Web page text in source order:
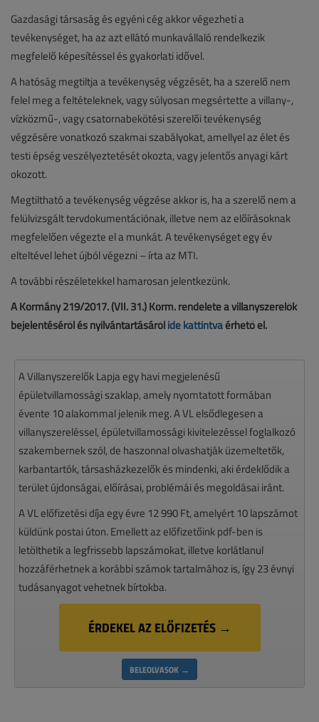
Gazdasági társaság és egyéni cég akkor végezheti a
tevékenységet, ha az azt ellátó munkavállaló rendelkezik
megfelelő képesítéssel és gyakorlati idővel.
A hatóság megtiltja a tevékenység végzését, ha a szerelő nem
felel meg a feltételeknek, vagy súlyosan megsértette a villany-,
vízközmű-, vagy csatornabekötési szerelői tevékenység
végzésére vonatkozó szakmai szabályokat, amellyel az élet és
testi épség veszélyeztetését okozta, vagy jelentős anyagi kárt
okozott.
Megtiltható a tevékenység végzése akkor is, ha a szerelő nem a
felülvizsgált tervdokumentációnak, illetve nem az előírásoknak
megfelelően végezte el a munkát. A tevékenységet egy év
elteltével lehet újból végezni – írta az MTI.
A további részéletekkel hamarosan jelentkezünk.
A Kormány 219/2017. (VII. 31.) Korm. rendelete a villanyszerelők
bejelentéséről és nyilvántartásárólide kattintvaérhető el.
A Villanyszerelők Lapja egy havi megjelenésű
épületvillamossági szaklap, amely nyomtatott formában
évente 10 alakommal jelenik meg. A VL elsődlegesen a
villanyszereléssel, épületvillamossági kivitelezéssel foglalkozó
szakembernek szól, de haszonnal olvashatják üzemeltetők,
karbantartók, társasházkezelők és mindenki, aki érdeklődik a
terület újdonságai, előírásai, problémái és megoldásai iránt.
A VL előfizetési díja egy évre 12 990 Ft, amelyért 10 lapszámot
küldünk postai úton. Emellett az előfizetőink pdf-ben is
letölthetik a legfrissebb lapszámokat, illetve korlátlanul
hozzáférhetnek a korábbi számok tartalmához is, így 23 évnyi
tudásanyagot vehetnek bírtokba.
ÉRDEKEL AZ ELŐFIZETÉS →
BELEOLVASOK →